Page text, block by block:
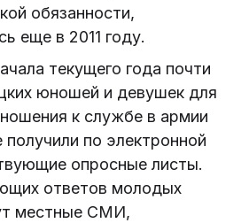
обязанности,
еще в 2011 году.
текущего года почти
юношей и девушек для
к службе в армии
по электронной
опросные листы.
ответов молодых
местные СМИ,